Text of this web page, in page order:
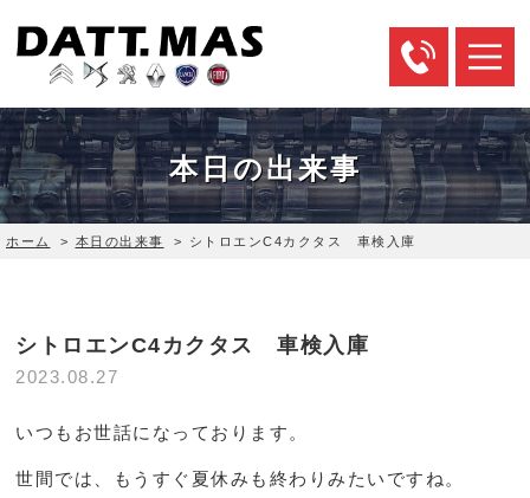
本日の出来事
ホーム > 本日の出来事 > シトロエンC4カクタス 車検入庫
シトロエンC4カクタス 車検入庫
2023.08.27
いつもお世話になっております。
世間では、もうすぐ夏休みも終わりみたいですね。